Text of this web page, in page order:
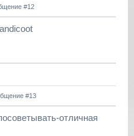
#12
#13
отличная